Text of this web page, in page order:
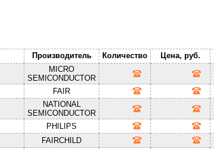
Производитель Количество Цена, руб.
MICRO
SEMICONDUCTOR
FAIR
NATIONAL
SEMICONDUCTOR
PHILIPS
FAIRCHILD